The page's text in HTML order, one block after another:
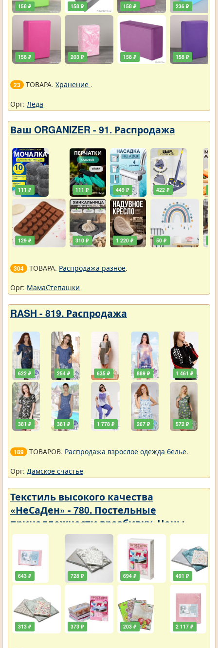
158 ₽
158 ₽
158 ₽
203 ₽
158 ₽
158 ₽
236 ₽
158 ₽
23 ТОВАРА. Хранение .
Орг: Леда
Ваш ORGANIZER - 91. Распродажа
111 ₽
129 ₽
111 ₽
310 ₽
449 ₽
1 220 ₽
422 ₽
50 ₽
304 ТОВАРА. Распродажа разное.
Орг: МамаСтепашки
RASH - 819. Распродажа
622 ₽
381 ₽
254 ₽
381 ₽
635 ₽
1 778 ₽
889 ₽
267 ₽
1 461 ₽
572 ₽
189 ТОВАРОВ. Распродажа взрослое одежда белье.
Орг: Дамское счастье
Текстиль высокого качества
«НеСаДен» - 780. Постельные
принадлежности вразбивку. Цены
упали
643 ₽
313 ₽
728 ₽
373 ₽
694 ₽
203 ₽
491 ₽
2 117 ₽